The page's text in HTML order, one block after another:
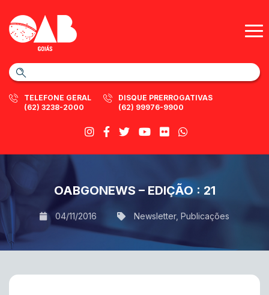
TELEFONE GERAL
(62) 3238-2000
DISQUE PRERROGATIVAS
(62) 99976-9900
OABGONEWS – EDIÇÃO : 21
04/11/2016 Newsletter, Publicações